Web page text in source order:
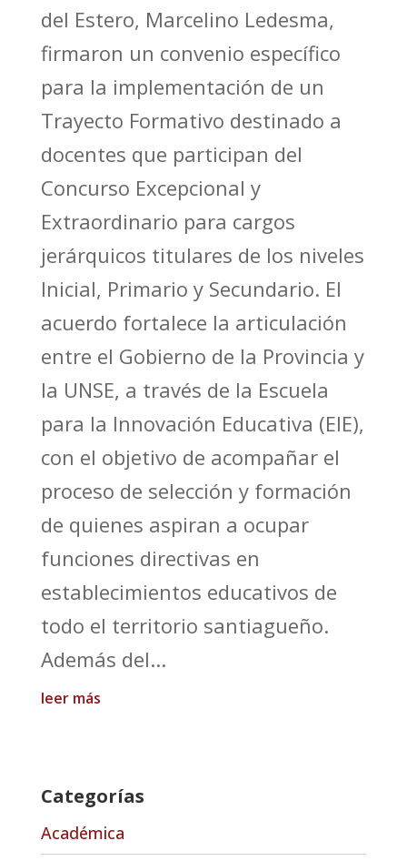
del Estero, Marcelino Ledesma,
firmaron un convenio específico
para la implementación de un
Trayecto Formativo destinado a
docentes que participan del
Concurso Excepcional y
Extraordinario para cargos
jerárquicos titulares de los niveles
Inicial, Primario y Secundario. El
acuerdo fortalece la articulación
entre el Gobierno de la Provincia y
la UNSE, a través de la Escuela
para la Innovación Educativa (EIE),
con el objetivo de acompañar el
proceso de selección y formación
de quienes aspiran a ocupar
funciones directivas en
establecimientos educativos de
todo el territorio santiagueño.
Además del...
leer más
Categorías
Académica